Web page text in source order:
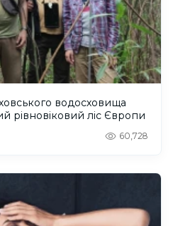
водосховища
рівновіковий ліс Європи
60,728